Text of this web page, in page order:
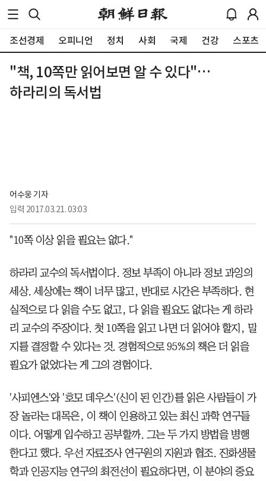
조선경제 오피니언 정치 사회 국제 건강 스포츠
"책, 10쪽만 읽어보면 알 수 있다"…
하라리의 독서법
어수웅 기자
입력 2017.03.21. 03:03
"10쪽 이상 읽을 필요는 없다."
하라리 교수의 독서법이다. 정보 부족이 아니라 정보 과잉의
세상. 세상에는 책이 너무 많고, 반대로 시간은 부족하다. 현
실적으로 다 읽을 수도 없고, 다 읽을 필요도 없다는 게 하라
리 교수의 주장이다. 첫 10쪽을 읽고 나면 더 읽어야 할지, 말
지를 결정할 수 있다는 것. 경험적으로 95%의 책은 더 읽을
필요가 없었다는 게 그의 경험이다.
'사피엔스'와 '호모 데우스'(신이 된 인간)를 읽은 사람들이 가
장 놀라는 대목은, 이 책이 인용하고 있는 최신 과학 연구들
이다. 어떻게 입수하고 공부할까. 그는 두 가지 방법을 병행
한다고 했다. 우선 자료조사 연구원의 지원과 협조. 진화생물
학과 인공지능 연구의 최전선이 필요하다면, 이 분야의 중요